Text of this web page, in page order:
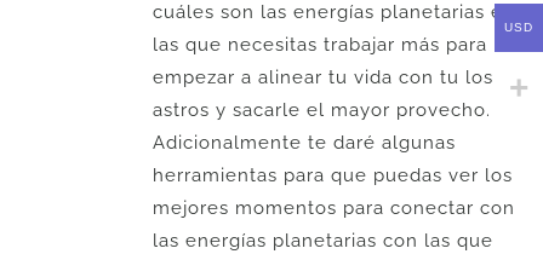
cuáles son las energías planetarias en
las que necesitas trabajar más para
empezar a alinear tu vida con tu los
astros y sacarle el mayor provecho.
Adicionalmente te daré algunas
herramientas para que puedas ver los
mejores momentos para conectar con
las energías planetarias con las que
USD